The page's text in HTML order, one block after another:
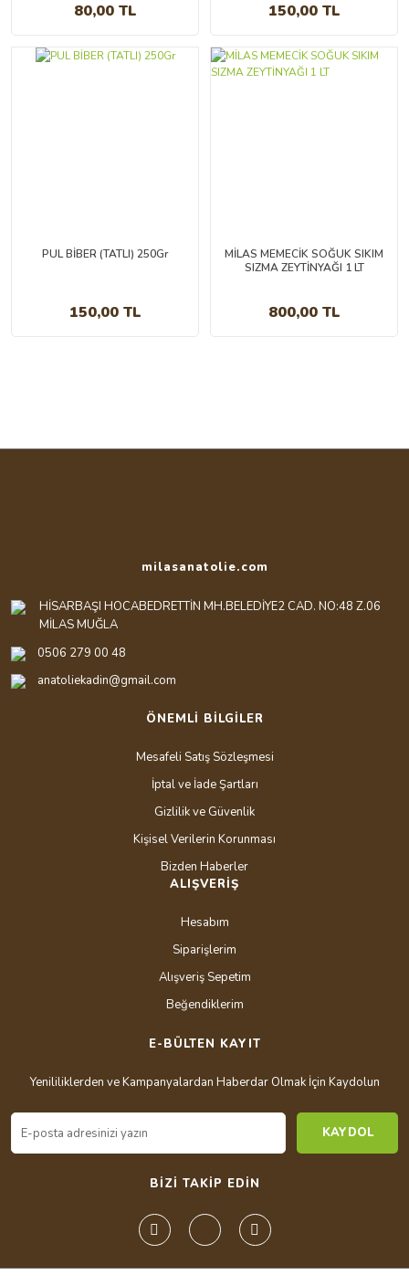
80,00 TL 150,00 TL
PUL BİBER (TATLI) 250Gr
150,00 TL
MİLAS MEMECİK SOĞUK SIKIM
SIZMA ZEYTİNYAĞI 1 LT
800,00 TL
milasanatolie.com
HİSARBAŞI HOCABEDRETTİN MH.BELEDİYE2 CAD. NO:48 Z.06
MİLAS MUĞLA
0506 279 00 48
anatoliekadin@gmail.com
ÖNEMLİ BİLGİLER
Mesafeli Satış Sözleşmesi
İptal ve İade Şartları
Gizlilik ve Güvenlik
Kişisel Verilerin Korunması
Bizden Haberler
ALIŞVERİŞ
Hesabım
Siparişlerim
Alışveriş Sepetim
Beğendiklerim
E-BÜLTEN KAYIT
Yenililiklerden ve Kampanyalardan Haberdar Olmak İçin Kaydolun
KAYDOL
BİZİ TAKİP EDİN